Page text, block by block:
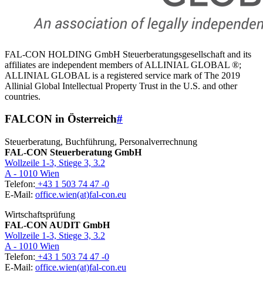
FAL-CON HOLDING GmbH Steuerberatungsgesellschaft and its
affiliates are independent members of ALLINIAL GLOBAL ®;
ALLINIAL GLOBAL is a registered service mark of The 2019
Allinial Global Intellectual Property Trust in the U.S. and other
countries.
FALCON in Österreich#
Steuerberatung, Buchführung, Personalverrechnung
FAL-CON Steuerberatung GmbH
Wollzeile 1-3, Stiege 3, 3.2
A - 1010 Wien
Telefon: +43 1 503 74 47 -0
E-Mail: office.wien(at)fal-con.eu
Wirtschaftsprüfung
FAL-CON AUDIT GmbH
Wollzeile 1-3, Stiege 3, 3.2
A - 1010 Wien
Telefon: +43 1 503 74 47 -0
E-Mail: office.wien(at)fal-con.eu